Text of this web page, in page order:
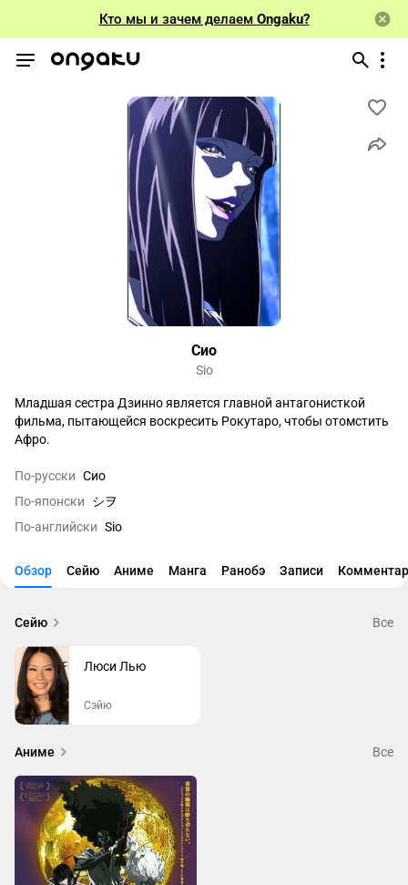
Кто мы и зачем делаем Ongaku?
Сио
Sio
Младшая сестра Дзинно является главной антагонисткой
фильма, пытающейся воскресить Рокутаро, чтобы отомстить
Афро.
По-русски Сио
По-японски
シヲ
По-английски Sio
Обзор Сейю Аниме Манга Ранобэ Записи
Сейю Все
Люси Лью
Сэйю
Аниме Все